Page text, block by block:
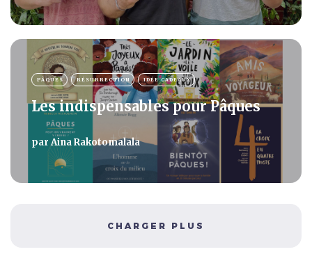
PÂQUES RÉSURRECTION IDÉE CADEAUX
Les indispensables pour Pâques
parAina Rakotomalala
CHARGER PLUS